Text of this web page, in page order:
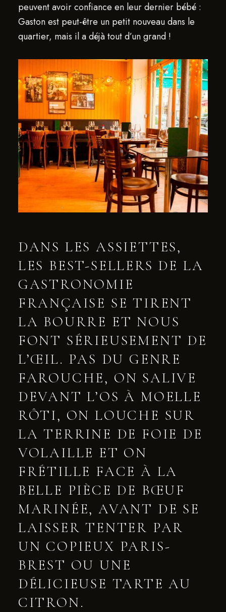
peuvent avoir confiance en leur dernier bébé :
Gaston est peut-être un petit nouveau dans le
quartier, mais il a déjà tout d’un grand !
DANS LES ASSIETTES,
LES BEST-SELLERS DE LA
GASTRONOMIE
FRANÇAISE SE TIRENT
LA BOURRE ET NOUS
FONT SÉRIEUSEMENT DE
L’ŒIL. PAS DU GENRE
FAROUCHE, ON SALIVE
DEVANT L’OS À MOELLE
RÔTI, ON LOUCHE SUR
LA TERRINE DE FOIE DE
VOLAILLE ET ON
FRÉTILLE FACE À LA
BELLE PIÈCE DE BŒUF
MARINÉE, AVANT DE SE
LAISSER TENTER PAR
UN COPIEUX PARIS-
BREST OU UNE
DÉLICIEUSE TARTE AU
CITRON.